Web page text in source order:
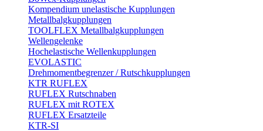
Kompendium unelastische Kupplungen
Metallbalgkupplungen
TOOLFLEX Metallbalgkupplungen
Wellengelenke
Hochelastische Wellenkupplungen
EVOLASTIC
Drehmomentbegrenzer / Rutschkupplungen
KTR RUFLEX
RUFLEX Rutschnaben
RUFLEX mit ROTEX
RUFLEX Ersatzteile
KTR-SI